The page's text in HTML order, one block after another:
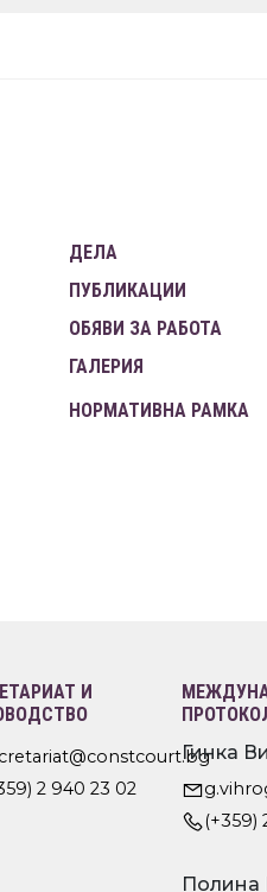
ДЕЛА
ПУБЛИКАЦИИ
ОБЯВИ ЗА РАБОТА
ГАЛЕРИЯ
НОРМАТИВНА РАМКА
И
2 940 23 02
Гинка
(+359)
Полина